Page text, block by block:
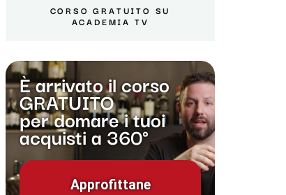
CORSO GRATUITO SU
ACADEMIA TV
È arrivato il corso
GRATUITO
per domare i tuoi
acquisti a 360°
Approfittane